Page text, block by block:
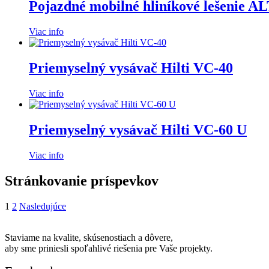
Pojazdné mobilné hliníkové lešenie
Viac info
Priemyselný vysávač Hilti VC-40
Viac info
Priemyselný vysávač Hilti VC-60 U
Viac info
Stránkovanie príspevkov
1 2 Nasledujúce
Staviame na kvalite, skúsenostiach a dôvere,
aby sme priniesli spoľahlivé riešenia pre Vaše projekty.